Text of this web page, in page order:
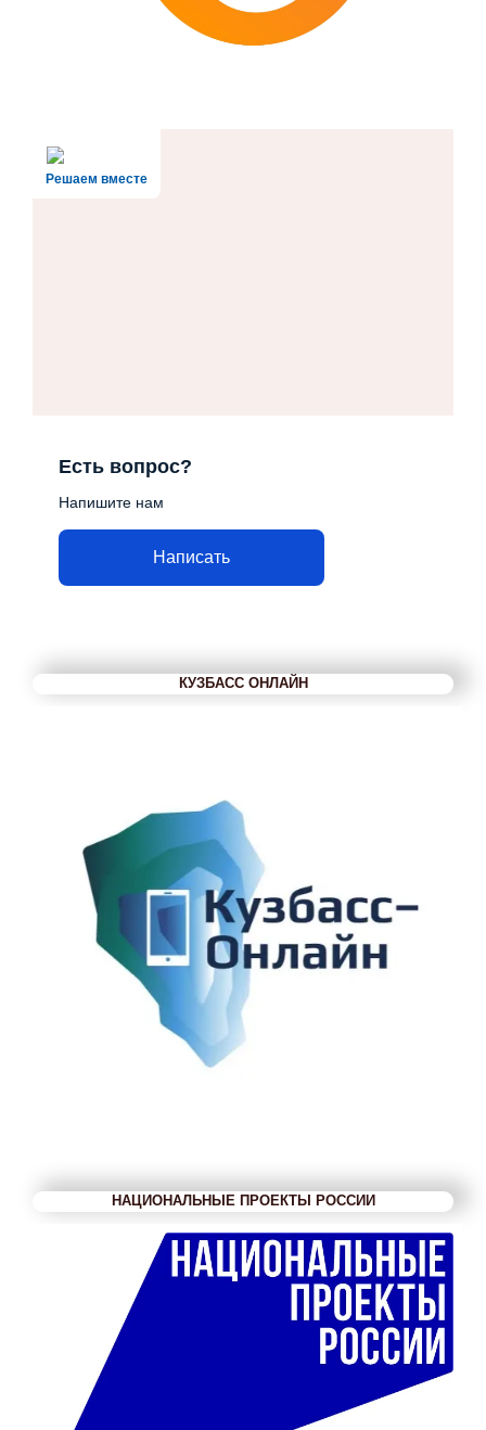
Решаем вместе
Есть вопрос?
Напишите нам
Написать
КУЗБАСС ОНЛАЙН
НАЦИОНАЛЬНЫЕ ПРОЕКТЫ РОССИИ